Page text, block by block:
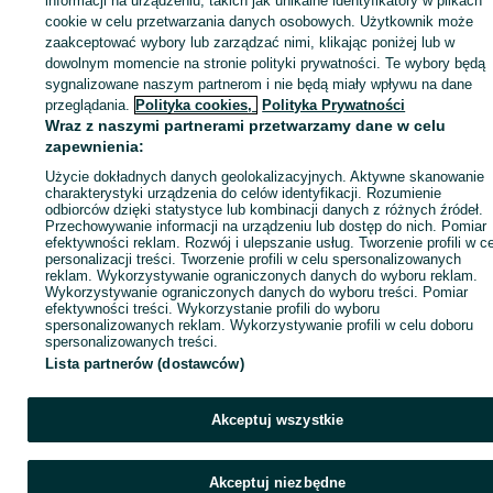
KATEGORIA
ID:829806874 Wyświetlenia:
Zadzwoń / SMS
cookie w celu przetwarzania danych osobowych. Użytkownik może
zaakceptować wybory lub zarządzać nimi, klikając poniżej lub w
dowolnym momencie na stronie polityki prywatności. Te wybory będą
sygnalizowane naszym partnerom i nie będą miały wpływu na dane
przeglądania. Polityka cookies, Polityka Prywatności
Wraz z naszymi partnerami przetwarzamy dane w celu
zapewnienia:
Użycie dokładnych danych geolokalizacyjnych. Aktywne skanowanie
charakterystyki urządzenia do celów identyfikacji. Rozumienie
odbiorców dzięki statystyce lub kombinacji danych z różnych źródeł.
Przechowywanie informacji na urządzeniu lub dostęp do nich. Pomiar
efektywności reklam. Rozwój i ulepszanie usług. Tworzenie profili w
personalizacji treści. Tworzenie profili w celu spersonalizowanych
reklam. Wykorzystywanie ograniczonych danych do wyboru reklam.
Wykorzystywanie ograniczonych danych do wyboru treści. Pomiar
efektywności treści. Wykorzystanie profili do wyboru
spersonalizowanych reklam. Wykorzystywanie profili w celu doboru
spersonalizowanych treści.
Lista partnerów (dostawców)
Akceptuj wszystkie
Akceptuj niezbędne